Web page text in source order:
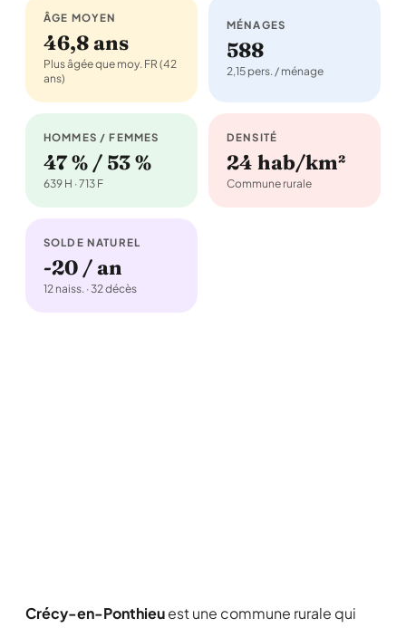
ÂGE MOYEN
46,8 ans
Plus âgée que moy. FR (42
ans)
MÉNAGES
588
2,15 pers. / ménage
HOMMES / FEMMES
47 % / 53 %
639 H · 713 F
DENSITÉ
24 hab/km²
Commune rurale
SOLDE NATUREL
-20 / an
12 naiss. · 32 décès
Crécy-en-Ponthieuest une commune rurale qui